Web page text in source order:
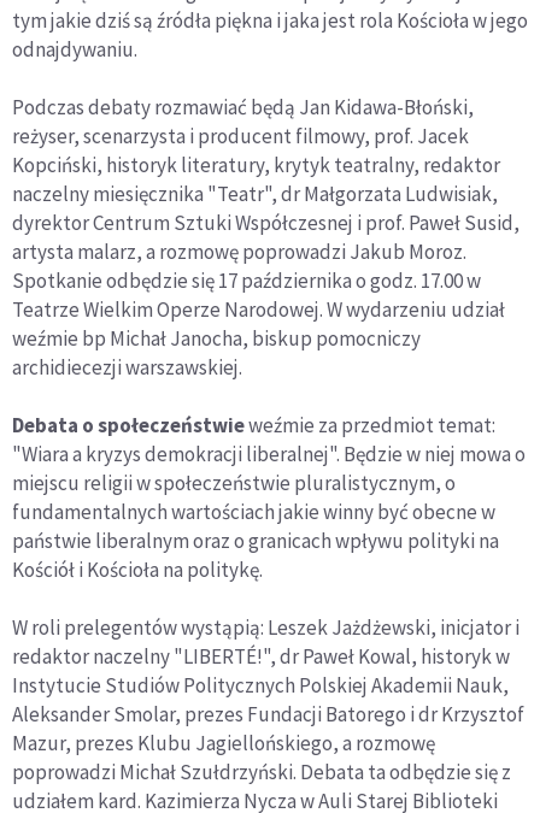
tym jakie dziś są źródła piękna i jaka jest rola Kościoła w jego
odnajdywaniu.
Podczas debaty rozmawiać będą Jan Kidawa-Błoński,
reżyser, scenarzysta i producent filmowy, prof. Jacek
Kopciński, historyk literatury, krytyk teatralny, redaktor
naczelny miesięcznika "Teatr", dr Małgorzata Ludwisiak,
dyrektor Centrum Sztuki Współczesnej i prof. Paweł Susid,
artysta malarz, a rozmowę poprowadzi Jakub Moroz.
Spotkanie odbędzie się 17 października o godz. 17.00 w
Teatrze Wielkim Operze Narodowej. W wydarzeniu udział
weźmie bp Michał Janocha, biskup pomocniczy
archidiecezji warszawskiej.
Debata o społeczeństwieweźmie za przedmiot temat:
"Wiara a kryzys demokracji liberalnej". Będzie w niej mowa o
miejscu religii w społeczeństwie pluralistycznym, o
fundamentalnych wartościach jakie winny być obecne w
państwie liberalnym oraz o granicach wpływu polityki na
Kościół i Kościoła na politykę.
W roli prelegentów wystąpią: Leszek Jażdżewski, inicjator i
redaktor naczelny "LIBERTÉ!", dr Paweł Kowal, historyk w
Instytucie Studiów Politycznych Polskiej Akademii Nauk,
Aleksander Smolar, prezes Fundacji Batorego i dr Krzysztof
Mazur, prezes Klubu Jagiellońskiego, a rozmowę
poprowadzi Michał Szułdrzyński. Debata ta odbędzie się z
udziałem kard. Kazimierza Nycza w Auli Starej Biblioteki